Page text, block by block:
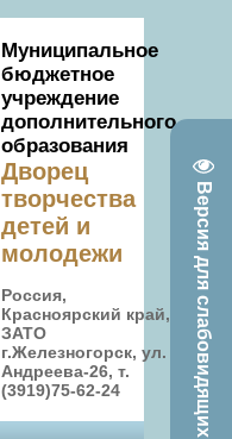
Версия для слабовидящих
Муниципальное
бюджетное
учреждение
дополнительного
образования
Дворец
творчества
детей и
молодежи
Россия,
Красноярский край,
ЗАТО
г.Железногорск, ул.
Андреева-26, т.
(3919)75-62-24